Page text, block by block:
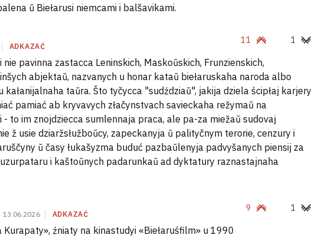
ŭ Biełarusi niemcami i balšavikami.
ADKAZAĆ
11 1
nie pavinna zastacca Leninskich, Maskoŭskich, Frunzienskich,
abjektaŭ, nazvanych u honar kataŭ biełaruskaha naroda albo
kałanijalnaha taŭra. Što tyčycca "sudździaŭ", jakija dziela ścipłaj karjery
pamiać ab kryvavych złačynstvach savieckaha režymaŭ na
- to im znojdziecca sumlennaja praca, ale pa-za miežaŭ sudovaj
ž usie dziaržsłužboŭcy, zapeckanyja ŭ palityčnym terorie, cenzury i
ŭ časy łukašyzma buduć pazbaŭlenyja padvyšanych piensij za
i kaštoŭnych padarunkaŭ ad dyktatury raznastajnaha
13.06.2026 ADKAZAĆ
9 1
Kurapaty», źniaty na kinastudyi «Biełaruśfilm» u 1990